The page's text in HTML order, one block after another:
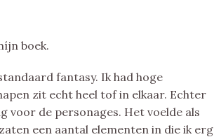
boek.
fantasy. Ik had hoge
zit echt heel tof in elkaar. Echter
voor de personages. Het voelde als
een aantal elementen in die ik erg